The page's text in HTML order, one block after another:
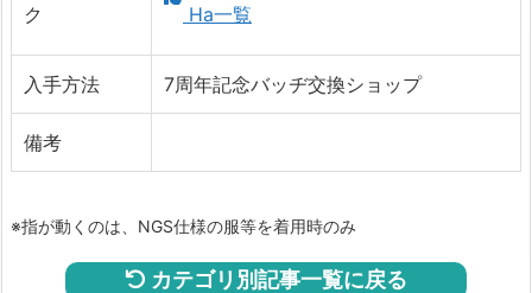
ク
Ha一覧
入手方法 7周年記念バッヂ交換ショップ
備考
※指が動くのは、NGS仕様の服等を着用時のみ
カテゴリ別記事一覧に戻る